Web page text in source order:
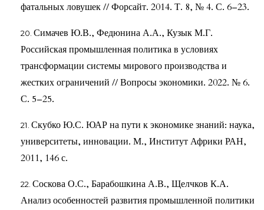
фатальных ловушек // Форсайт. 2014. Т. 8, № 4. С. 6–23.
Симачев Ю.В., Федюнина А.А., Кузык М.Г.
Российская промышленная политика в условиях
трансформации системы мирового производства и
жестких ограничений // Вопросы экономики. 2022. № 6.
С. 5–25.
Скубко Ю.С. ЮАР на пути к экономике знаний: наука,
университеты, инновации. М., Институт Африки РАН,
2011, 146 с.
Соскова О.С., Барабошкина А.В., Щелчков К.А.
Анализ особенностей развития промышленной политики